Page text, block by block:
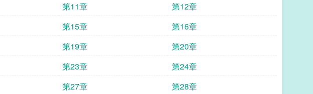
第11章
第12章
第15章
第16章
第19章
第20章
第23章
第24章
第27章
第28章